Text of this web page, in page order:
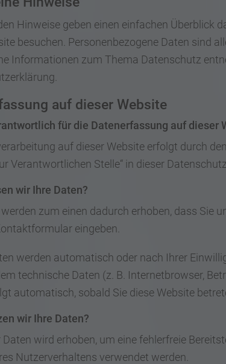
Hinweise geben einen einfachen Überblick
besuchen. Personenbezogene Daten sind
Informationen zum Thema Datenschutz
auf dieser Website
für die Datenerfassung auf dieser
auf dieser Website erfolgt durch
Verantwortlichen Stelle“ in dieser
wir Ihre Daten?
zum einen dadurch erhoben, dass Sie
eingeben.
werden automatisch oder nach Ihrer
technische Daten (z. B. Internetbrowser,
automatisch, sobald Sie diese Website
wir Ihre Daten?
Daten wird erhoben, um eine fehlerfreie
Nutzerverhaltens verwendet werden.